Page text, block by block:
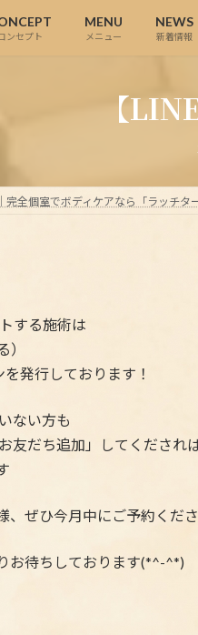
ンセプト
MENU
メニュー
NEWS
新着情報
【
全個室でボディケアなら「ラッチター
する施術は
）
発行しております！
ない方も
友だち追加」してくだされ
、ぜひ今月中にご予約くださ
お待ちしております(*^-^*)